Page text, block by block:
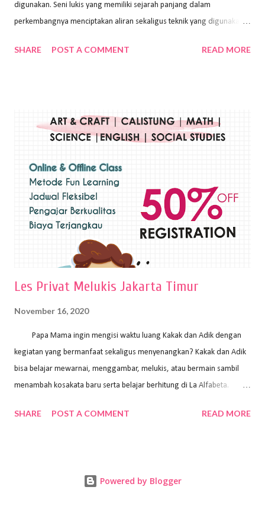
digunakan. Seni lukis yang memiliki sejarah panjang dalam
perkembangnya menciptakan aliran sekaligus teknik yang digunakan.
Wayan Kun Adnyana, teknik yang berbeda tentunya akan
menggunakan bahan dasar cat air, cat akrilik, atau cat minyak dengan
sapuan warna cat yang tebal. Dengan memberikan sapuan warna
pelukis untuk menghasilkan lukisan yang mempesona dan tentunya
bernilai tinggi. Ciri teknik plakat Ciri-ciri teknik plakat, yaitu: Sapuan
warna yang kental dan tebal. Hasil lukisan menutupi seluruh bagian
medianya Mem...
SHARE POST A COMMENT READ MORE
Les Privat Melukis Jakarta Timur
November 16, 2020
Papa Mama ingin mengisi waktu luang Kakak dan Adik dengan
kegiatan yang bermanfaat sekaligus menyenangkan? Kakak dan Adik
bisa belajar mewarnai, menggambar, melukis, atau bermain sambil
menambah kosakata baru serta belajar berhitung di La Alfabeta.
kok untuk mengajar dengan metode yang fun, La Alfabeta
Alfabeta. ⁣⁣⁣⁣Ada pilihan online class maupun offline class lho! Cek
SHARE POST A COMMENT READ MORE
Powered by Blogger